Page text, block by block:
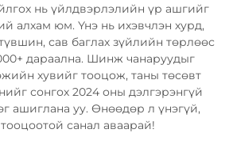
нь үйлдвэрлэлийн үр ашгийг
алхам юм. Үнэ нь ихэвчлэн хурд,
сав баглах зүйлийн төрлөөс
дараална. Шинж чанаруудыг
хувийг тооцож, таны төсөвт
сонгох 2024 оны дэлгэрэнгүй
ашиглана уу. Өнөөдөр л үнэгүй,
санал аваарай!